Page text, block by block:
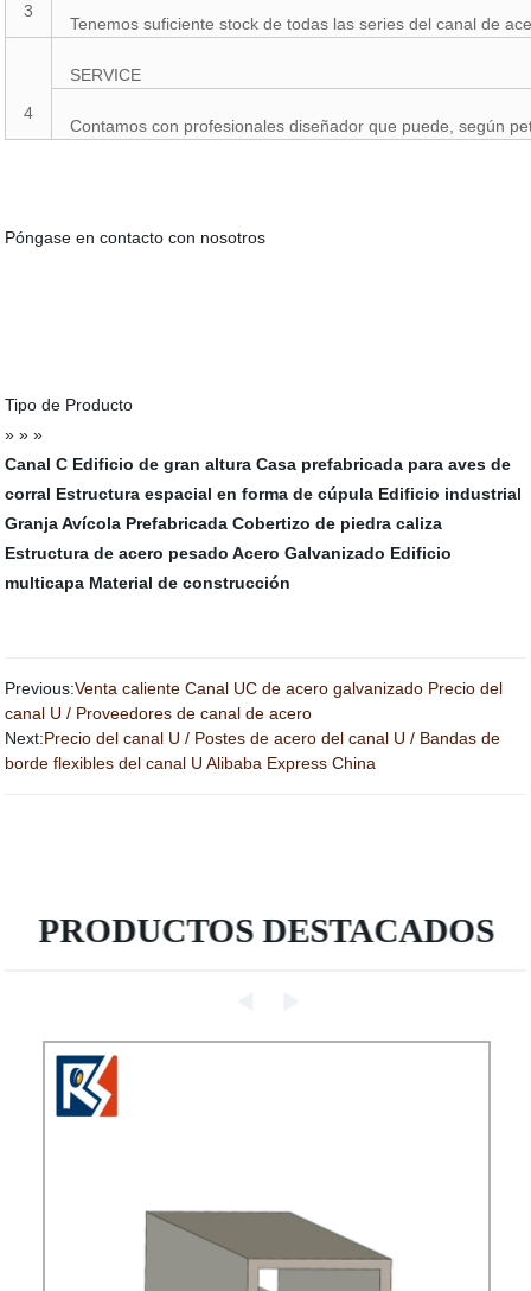
3
Tenemos suficiente stock de todas las series del canal de
4
SERVICE
Contamos con profesionales diseñador que puede, según
Póngase en contacto con nosotros
Tipo de Producto
» » »
Canal C Edificio de gran altura Casa prefabricada para aves de
corral Estructura espacial en forma de cúpula Edificio industrial
Granja Avícola Prefabricada Cobertizo de piedra caliza
Estructura de acero pesado Acero Galvanizado Edificio
multicapa Material de construcción
Previous:Venta caliente Canal UC de acero galvanizado Precio del
canal U / Proveedores de canal de acero
Next:Precio del canal U / Postes de acero del canal U / Bandas de
borde flexibles del canal U Alibaba Express China
PRODUCTOS DESTACADOS